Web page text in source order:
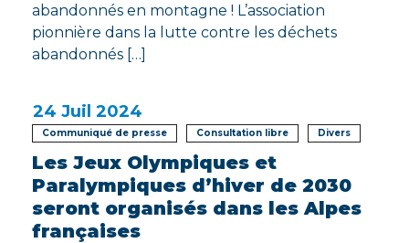
abandonnés en montagne ! L’association
pionnière dans la lutte contre les déchets
abandonnés […]
24 Juil 2024
Communiqué de presse Consultation libre Divers
Les Jeux Olympiques et
Paralympiques d’hiver de 2030
seront organisés dans les Alpes
françaises